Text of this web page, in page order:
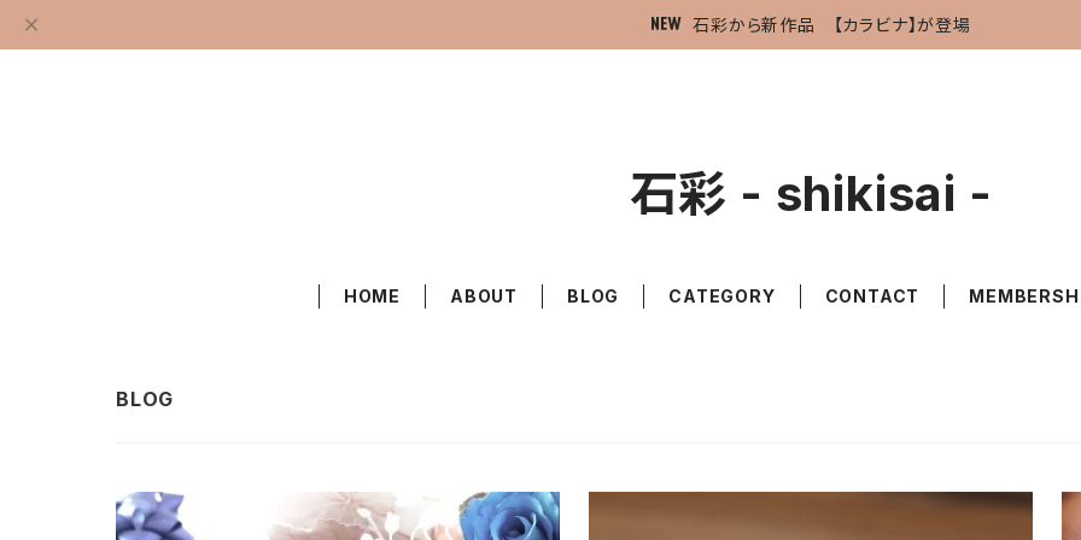
石彩から新作品 【カラビナ】が登場
石彩 - shikisai -
HOME ABOUT BLOG CATEGORY CONTACT